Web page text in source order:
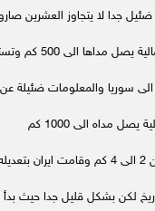
جدا لا يتجاوز العشرين
3
بشكل قليل جدا حيث بدأ